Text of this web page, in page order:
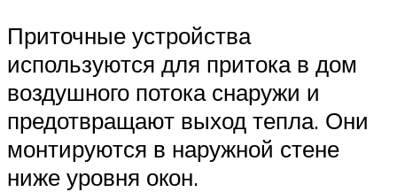
Приточные устройства
используются для притока в дом
воздушного потока снаружи и
предотвращают выход тепла. Они
монтируются в наружной стене
ниже уровня окон.